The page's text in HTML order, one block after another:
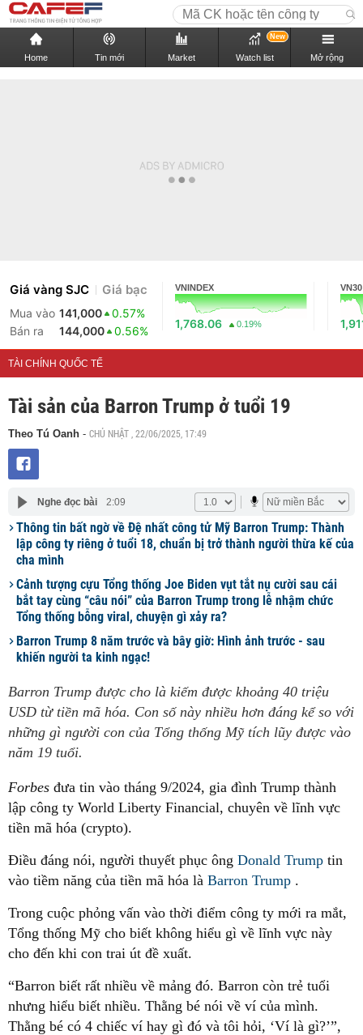
Home Tin mới Market Watch list
New
Mở rộng
Giá vàng SJC Giá bạc
Mua vào 141,000
0.57%
Bán ra
144,000 0.56%
VNINDEX
1,768.06 0.19%
VN30
TÀI CHÍNH QUỐC TẾ
Tài sản của Barron Trump ở tuổi 19
Theo Tú Oanh - CHỦ NHẬT , 22/06/2025, 17:49
Nghe đọc bài 2:09
Thông tin bất ngờ về Đệ nhất công tử Mỹ Barron Trump: Thành
lập công ty riêng ở tuổi 18, chuẩn bị trở thành người thừa kế của
cha mình
Cảnh tượng cựu Tổng thống Joe Biden vụt tắt nụ cười sau cái
bắt tay cùng “câu nói” của Barron Trump trong lễ nhậm chức
Tổng thống bỗng viral, chuyện gì xảy ra?
Barron Trump 8 năm trước và bây giờ: Hình ảnh trước - sau
khiến người ta kinh ngạc!
Barron Trump được cho là kiếm được khoảng 40 triệu
USD từ tiền mã hóa. Con số này nhiều hơn đáng kể so với
những gì người con của Tổng thống Mỹ tích lũy được vào
năm 19 tuổi.
Forbes đưa tin vào tháng 9/2024, gia đình Trump thành
lập công ty World Liberty Financial, chuyên về lĩnh vực
tiền mã hóa (crypto).
Điều đáng nói, người thuyết phục ông Donald Trump tin
vào tiềm năng của tiền mã hóa là Barron Trump .
Trong cuộc phỏng vấn vào thời điểm công ty mới ra mắt,
Tổng thống Mỹ cho biết không hiểu gì về lĩnh vực này
cho đến khi con trai út đề xuất.
“Barron biết rất nhiều về mảng đó. Barron còn trẻ tuổi
nhưng hiểu biết nhiều. Thằng bé nói về ví của mình.
Thằng bé có 4 chiếc ví hay gì đó và tôi hỏi, ‘Ví là gì?’”,